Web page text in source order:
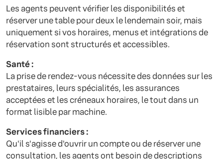
Les agents peuvent vérifier les disponibilités et
réserver une table pour deux le lendemain soir, mais
uniquement si vos horaires, menus et intégrations de
réservation sont structurés et accessibles.
Santé :
La prise de rendez-vous nécessite des données sur les
prestataires, leurs spécialités, les assurances
acceptées et les créneaux horaires, le tout dans un
format lisible par machine.
Services financiers :
Qu'il s'agisse d'ouvrir un compte ou de réserver une
consultation, les agents ont besoin de descriptions